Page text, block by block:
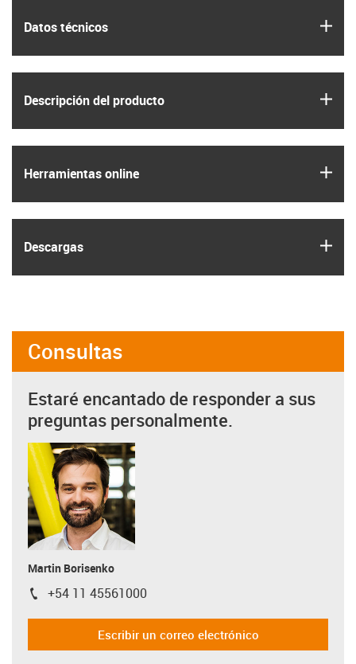
Datos técnicos
Descripción del producto
Herramientas online
Descargas
Consultas
Estaré encantado de responder a sus
preguntas personalmente.
Martin Borisenko
igus-icon-phone
+54 11 45561000
Escribir un correo electrónico